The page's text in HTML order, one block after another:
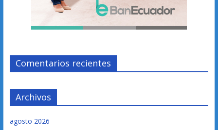
Comentarios recientes
Archivos
agosto 2026